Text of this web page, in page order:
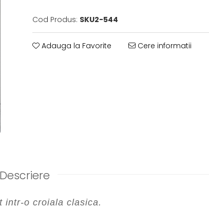
Cod Produs: SKU2-544
Adauga la Favorite Cere informatii
Descriere
intr-o croiala clasica.